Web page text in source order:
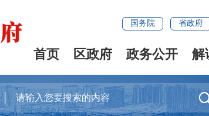
国务院 省政府
首页 区政府 政务公开 解